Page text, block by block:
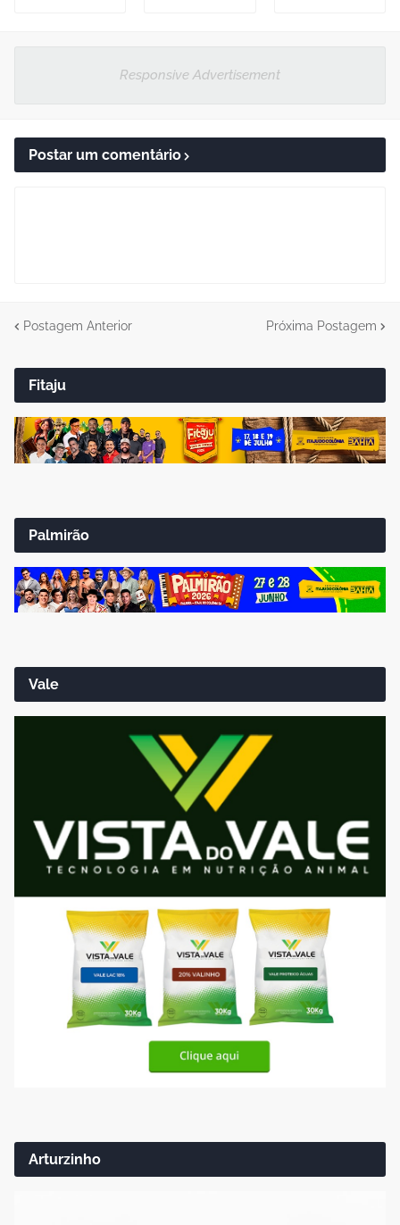
Responsive Advertisement
Postar um comentário
Postagem Anterior Próxima Postagem
Fitaju
Palmirão
Vale
Arturzinho